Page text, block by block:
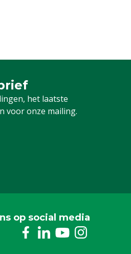
het laatste
voor onze mailing.
op social media